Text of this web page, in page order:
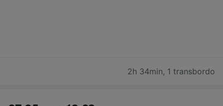
2h 34min, 1 transbordo